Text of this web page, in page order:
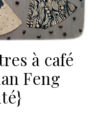
à café
Feng